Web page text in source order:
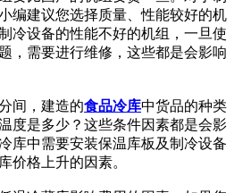
编建议您选择质量、性能较好的机
冷设备的性能不好的机组，一旦使
，需要进行维修，这些都是会影响
间，建造的食品冷库中货品的种类
度是多少？这些条件因素都是会影
库中需要安装保温库板及制冷设备
价格上升的因素。